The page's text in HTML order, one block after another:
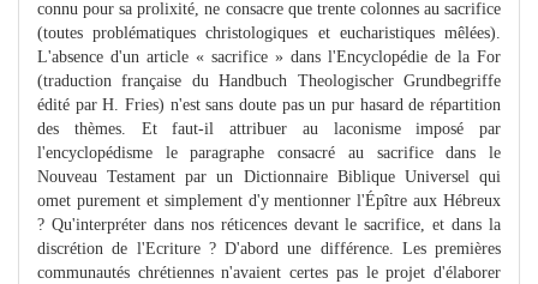
connu pour sa prolixité, ne consacre que trente colonnes au sacrifice
(toutes problématiques christologiques et eucharistiques mêlées).
L'absence d'un article « sacrifice » dans l'Encyclopédie de la For
(traduction française du Handbuch Theologischer Grundbegriffe
édité par H. Fries) n'est sans doute pas un pur hasard de répartition
des thèmes. Et faut-il attribuer au laconisme imposé par
l'encyclopédisme le paragraphe consacré au sacrifice dans le
Nouveau Testament par un Dictionnaire Biblique Universel qui
omet purement et simplement d'y mentionner l'Épître aux Hébreux
? Qu'interpréter dans nos réticences devant le sacrifice, et dans la
discrétion de l'Ecriture ? D'abord une différence. Les premières
communautés chrétiennes n'avaient certes pas le projet d'élaborer